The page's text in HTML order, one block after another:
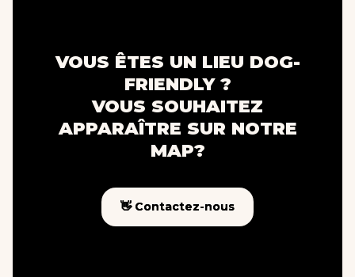
VOUS ÊTES UN LIEU DOG-
FRIENDLY ?
VOUS SOUHAITEZ
APPARAÎTRE SUR NOTRE
MAP?
👋 Contactez-nous
👋 Contactez-nous